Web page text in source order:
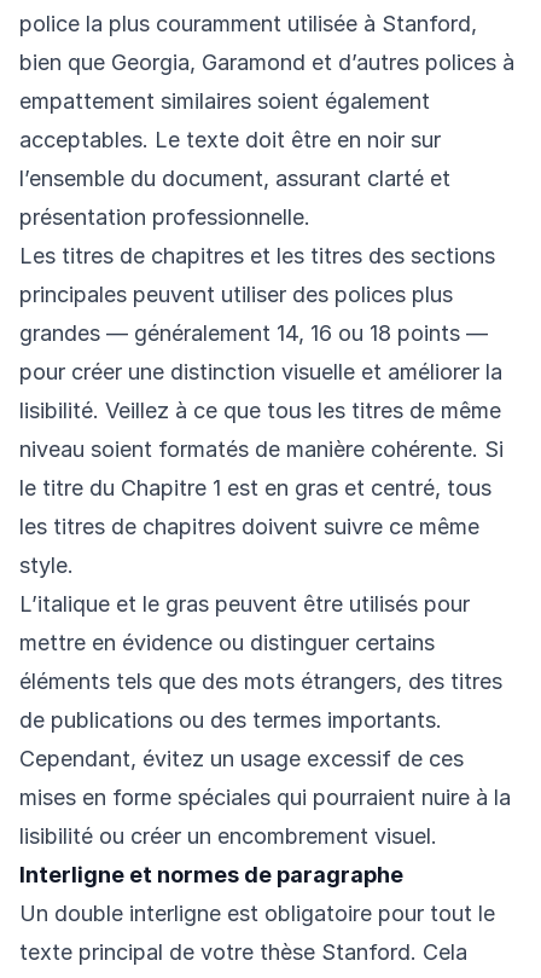
police la plus couramment utilisée à Stanford,
bien que Georgia, Garamond et d’autres polices à
empattement similaires soient également
acceptables. Le texte doit être en noir sur
l’ensemble du document, assurant clarté et
présentation professionnelle.
Les titres de chapitres et les titres des sections
principales peuvent utiliser des polices plus
grandes — généralement 14, 16 ou 18 points —
pour créer une distinction visuelle et améliorer la
lisibilité. Veillez à ce que tous les titres de même
niveau soient formatés de manière cohérente. Si
le titre du Chapitre 1 est en gras et centré, tous
les titres de chapitres doivent suivre ce même
style.
L’italique et le gras peuvent être utilisés pour
mettre en évidence ou distinguer certains
éléments tels que des mots étrangers, des titres
de publications ou des termes importants.
Cependant, évitez un usage excessif de ces
mises en forme spéciales qui pourraient nuire à la
lisibilité ou créer un encombrement visuel.
Interligne et normes de paragraphe
Un double interligne est obligatoire pour tout le
texte principal de votre thèse Stanford. Cela